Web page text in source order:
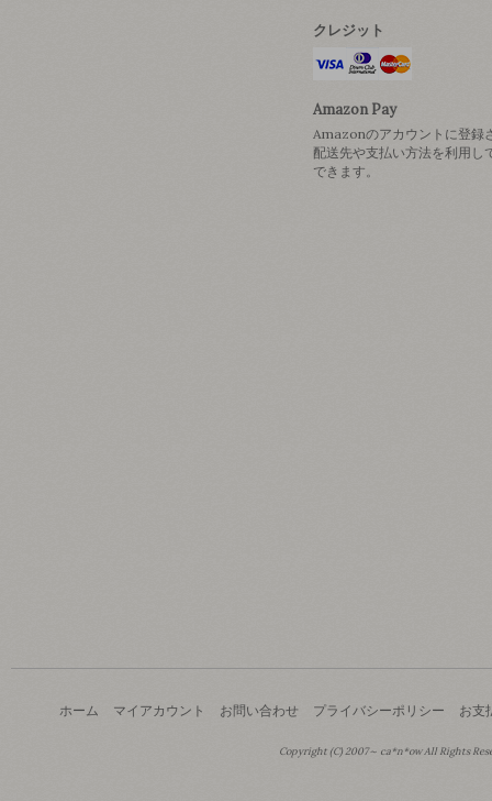
クレジット
Amazon Pay
Amazonのアカウントに登録
配送先や支払い方法を利用し
できます。
ホーム マイアカウント お問い合わせ プライバシーポリシー お支
Copyright (C) 2007～ ca*n*ow All Rights